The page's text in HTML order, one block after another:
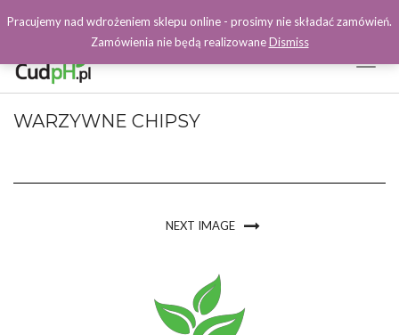
Facebook
WARZYWNE CHIPSY
NEXT IMAGE
Pracujemy nad wdrożeniem sklepu online - prosimy nie składać zamówień.
Zamówienia nie będą realizowaneDismiss